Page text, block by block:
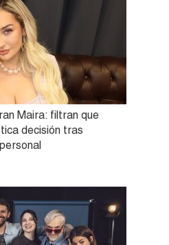
Maira: filtran que
decisión tras